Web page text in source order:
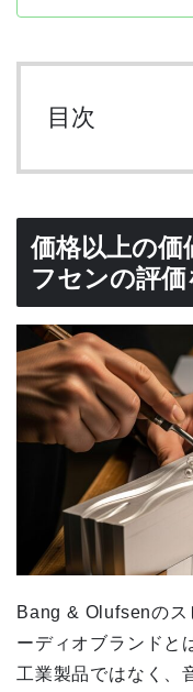
目次
価格以上の
フセンの評
Bang & Olufsenのス
ーディオブランドと
工業製品ではなく、